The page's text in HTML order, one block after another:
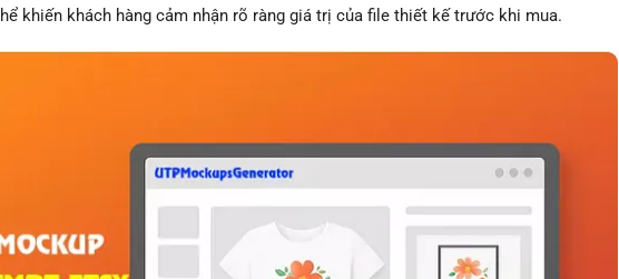
khiến khách hàng cảm nhận rõ ràng giá trị của file thiết kế trước khi mua.